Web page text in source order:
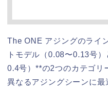
The ONE アジングのライ
トモデル（0.08〜0.13号）
0.4号）**の2つのカテゴリ
異なるアジングシーンに